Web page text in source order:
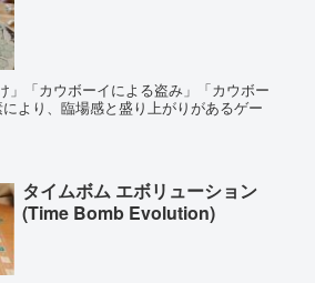
」「カウボーイによる盗み」「カウボー
より、臨場感と盛り上がりがあるゲー
タイムボム エボリューション
(Time Bomb Evolution)